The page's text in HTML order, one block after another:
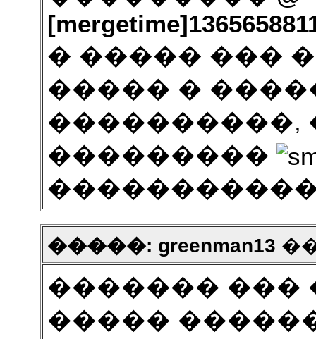
� ����� ���
����� �
����������,
���������
�����: greenman13
������� ���
�����